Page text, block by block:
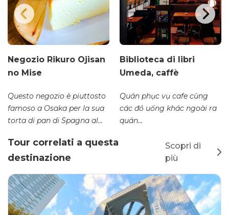
Negozio Rikuro Ojisan
no Mise
Questo negozio è piuttosto
famoso a Osaka per la sua
torta di pan di Spagna al
Biblioteca di libri
Umeda, caffè
Quán phục vụ cafe cùng
các đồ uống khác ngoài ra
quán...
Tour correlati a questa
destinazione
Scopri di
più